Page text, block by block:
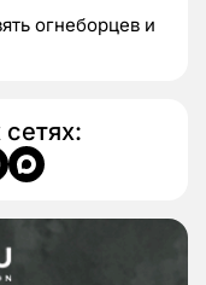
огнеборцев и